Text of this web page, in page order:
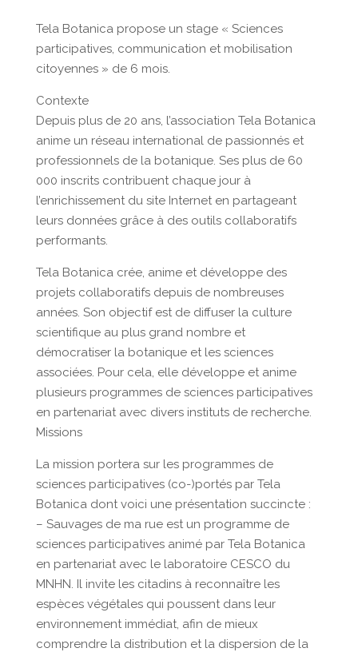
Tela Botanica propose un stage « Sciences
participatives, communication et mobilisation
citoyennes » de 6 mois.
Contexte
Depuis plus de 20 ans, l’association Tela Botanica
anime un réseau international de passionnés et
professionnels de la botanique. Ses plus de 60
000 inscrits contribuent chaque jour à
l’enrichissement du site Internet en partageant
leurs données grâce à des outils collaboratifs
performants.
Tela Botanica crée, anime et développe des
projets collaboratifs depuis de nombreuses
années. Son objectif est de diffuser la culture
scientifique au plus grand nombre et
démocratiser la botanique et les sciences
associées. Pour cela, elle développe et anime
plusieurs programmes de sciences participatives
en partenariat avec divers instituts de recherche.
Missions
La mission portera sur les programmes de
sciences participatives (co-)portés par Tela
Botanica dont voici une présentation succincte :
– Sauvages de ma rue est un programme de
sciences participatives animé par Tela Botanica
en partenariat avec le laboratoire CESCO du
MNHN. Il invite les citadins à reconnaître les
espèces végétales qui poussent dans leur
environnement immédiat, afin de mieux
comprendre la distribution et la dispersion de la